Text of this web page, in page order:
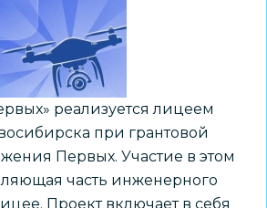
реализуется лицеем
при грантовой
Первых. Участие в этом
часть инженерного
Проект включает в себя